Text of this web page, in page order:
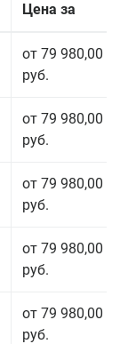
Цена за
от 79 980,00
руб.
от 79 980,00
руб.
от 79 980,00
руб.
от 79 980,00
руб.
от 79 980,00
руб.